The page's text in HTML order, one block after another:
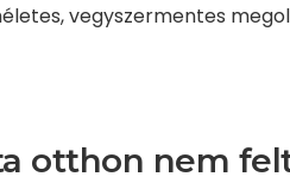
vegyszermentes
otthon nem